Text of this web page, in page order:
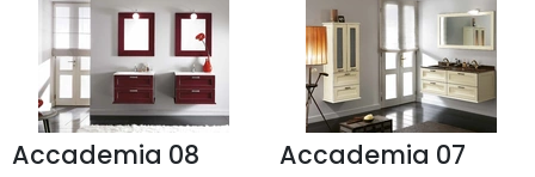
Accademia 08 Accademia 07